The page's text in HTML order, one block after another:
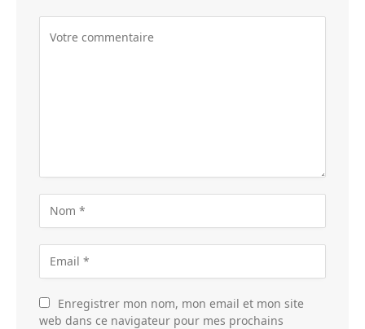
Enregistrer mon nom, mon email et mon site
web dans ce navigateur pour mes prochains